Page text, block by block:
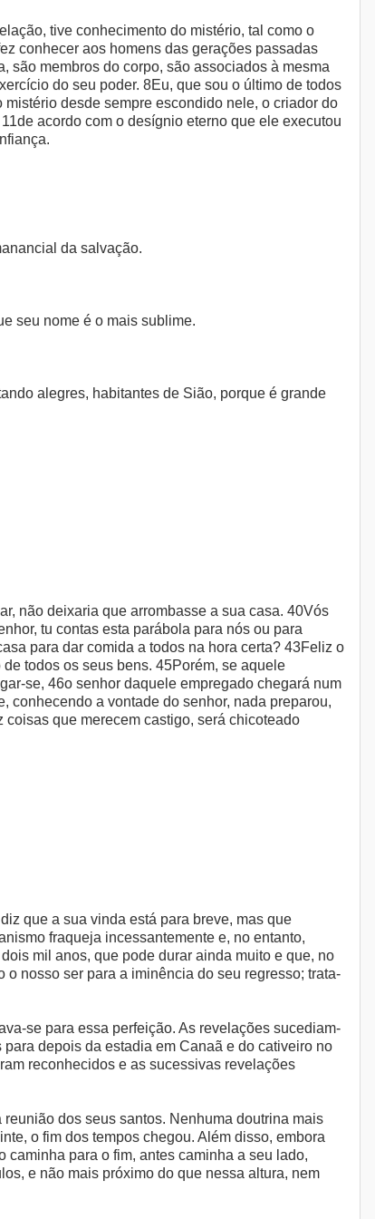
tive conhecimento do mistério, tal como o
conhecer aos homens das gerações passadas
são membros do corpo, são associados à mesma
do seu poder. 8Eu, que sou o último de todos
desde sempre escondido nele, o criador do
acordo com o desígnio eterno que ele executou
da salvação.
seu nome é o mais sublime.
alegres, habitantes de Sião, porque é grande
não deixaria que arrombasse a sua casa. 40Vós
tu contas esta parábola para nós ou para
para dar comida a todos na hora certa? 43Feliz o
todos os seus bens. 45Porém, se aquele
se, 46o senhor daquele empregado chegará num
conhecendo a vontade do senhor, nada preparou,
que merecem castigo, será chicoteado
que a sua vinda está para breve, mas que
fraqueja incessantemente e, no entanto,
mil anos, que pode durar ainda muito e que, no
nosso ser para a iminência do seu regresso; trata-
se para essa perfeição. As revelações sucediam-
depois da estadia em Canaã e do cativeiro no
reconhecidos e as sucessivas revelações
dos seus santos. Nenhuma doutrina mais
o fim dos tempos chegou. Além disso, embora
caminha para o fim, antes caminha a seu lado,
e não mais próximo do que nessa altura, nem